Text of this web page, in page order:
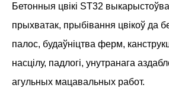
Бетонныя цвікі ST32
прыхватак, прыбівання цвікоў да
палос, будаўніцтва ферм,
насцілу, падлогі, унутранага
агульных мацавальных работ.